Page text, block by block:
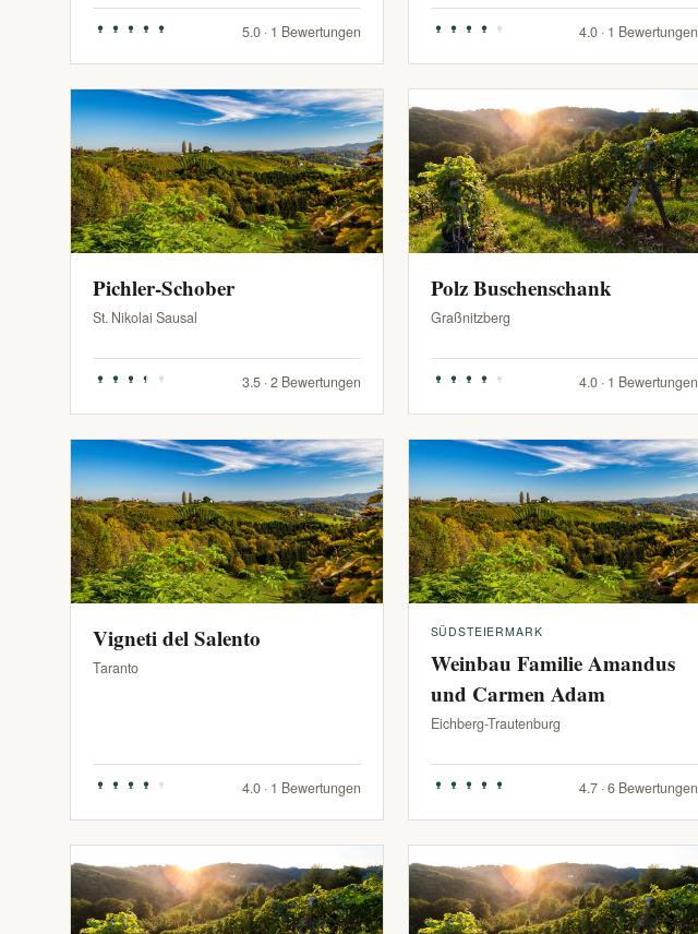
5.0 · 1 Bewertungen 4.0 · 1 Bewertungen
Pichler-Schober
St. Nikolai Sausal
3.5 · 2 Bewertungen
Polz Buschenschank
Graßnitzberg
4.0 · 1 Bewertungen
Vigneti del Salento
Taranto
4.0 · 1 Bewertungen
SÜDSTEIERMARK
Weinbau Familie Amandus
und Carmen Adam
Eichberg-Trautenburg
4.7 · 6 Bewertungen